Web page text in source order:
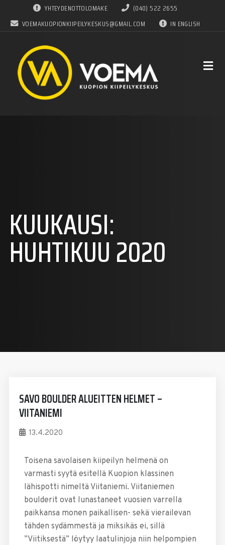
YHTEYDENOTTOLOMAKE
(040) 522 2655
VOEMAKUOPIONKIIPEILYKESKUS@GMAIL.COM
IN ENGLISH
KUUKAUSI:
HUHTIKUU 2020
SAVO BOULDER ALUEITTEN HELMET –
VIITANIEMI
13.4.2020
Toisena savolaisen kiipeilyn helmenä on
varmasti syytä esitellä Kuopion klassinen
lähispotti nimeltä Viitaniemi. Viitaniemen
boulderit ovat lunastaneet vuosien varrella
paikkansa monen paikallisen- sekä vierailevan
tähden sydämmestä ja miksikäs ei, sillä
”Viitiksestä” löytyy laatulinjoja niin helpompien